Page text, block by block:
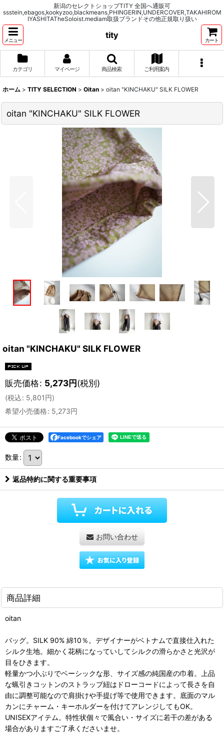
新潟のセレクトショップTITY 全国へ通販可
ssstein,ebagos,kookyzoo,blackmeans,PHINGERIN,UNDERCOVER,TAKAHIROM
IYASHITATheSoloist.mediam取扱ブランドその他正規取り扱い
メニュー
tity
カート
カテゴリ マイページ 商品検索 ご利用案内
ホーム > TITY SELECTION > Oitan > oitan "KINCHAKU" SILK FLOWER
oitan "KINCHAKU" SILK FLOWER
oitan "KINCHAKU" SILK FLOWER
販売価格: 5,273円(税別)
(税込: 5,801円)
希望小売価格: 5,273円
Facebookでシェア
数量:
返品特約に関する重要事項
お問い合わせ
商品詳細
oitan
バッグ。SILK 90% 綿10％。デザイナーがベトナムで直接仕入れた
シルク生地。細かく花柄になっていしてシルクの滑らかさと光沢が
目をひきます。
軽量かつ小ぶりでベーシックな形、サイズ感の純国産の巾着。上品
な蝋引きコットンのストラップ紐はドローコードによって長さを自
由に調整可能なので肩掛けや手提げ等で使用できます。底面のマル
カンにチャーム・キーホルダーを付けてアレンジしてもOK。
UNISEXアイテム。特性状個々で風合い・サイズに若干の差がある
場合がありますご了承くださいませ。